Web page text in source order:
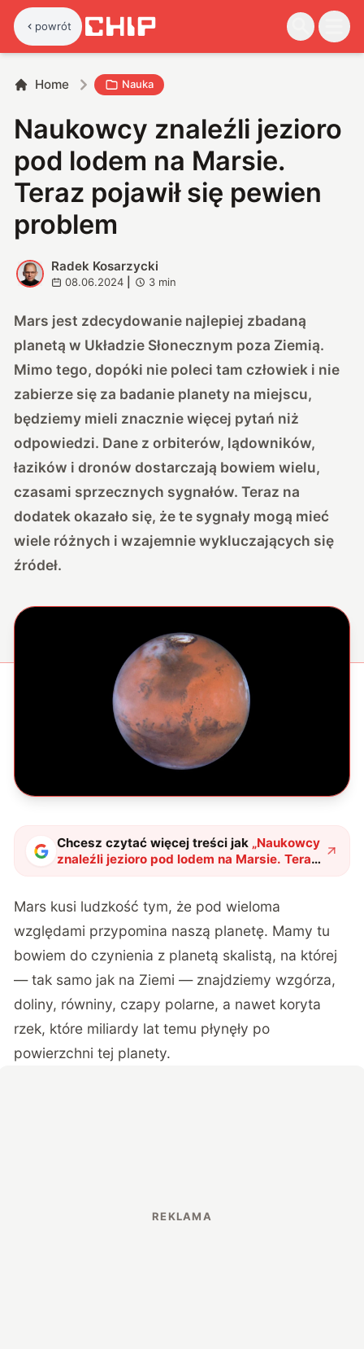
powrót
Home Nauka
Naukowcy znaleźli jezioro
pod lodem na Marsie.
Teraz pojawił się pewien
problem
R
Radek Kosarzycki
08.06.2024 3 min
Mars jest zdecydowanie najlepiej zbadaną
planetą w Układzie Słonecznym poza Ziemią.
Mimo tego, dopóki nie poleci tam człowiek i nie
zabierze się za badanie planety na miejscu,
będziemy mieli znacznie więcej pytań niż
odpowiedzi. Dane z orbiterów, lądowników,
łazików i dronów dostarczają bowiem wielu,
czasami sprzecznych sygnałów. Teraz na
dodatek okazało się, że te sygnały mogą mieć
wiele różnych i wzajemnie wykluczających się
źródeł.
Chcesz czytać więcej treści jak „Naukowcy
znaleźli jezioro pod lodem na Marsie. Teraz
pojawił się pewien problem"?
Mars kusi ludzkość tym, że pod wieloma
względami przypomina naszą planetę. Mamy tu
bowiem do czynienia z planetą skalistą, na której
— tak samo jak na Ziemi — znajdziemy wzgórza,
doliny, równiny, czapy polarne, a nawet koryta
rzek, które miliardy lat temu płynęły po
powierzchni tej planety.